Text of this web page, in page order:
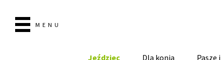
MENU
Jeździec Dla konia Pasze